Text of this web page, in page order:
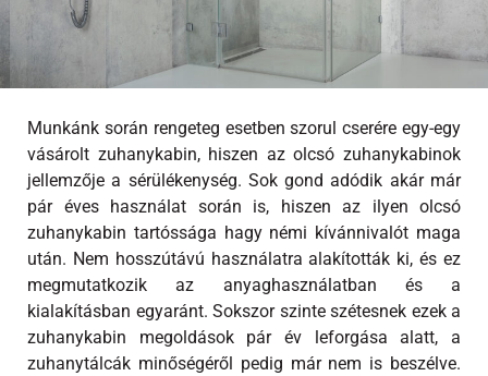
Munkánk során rengeteg esetben szorul cserére egy-egy
vásárolt zuhanykabin, hiszen az olcsó zuhanykabinok
jellemzője a sérülékenység. Sok gond adódik akár már
pár éves használat során is, hiszen az ilyen olcsó
zuhanykabin tartóssága hagy némi kívánnivalót maga
után. Nem hosszútávú használatra alakították ki, és ez
megmutatkozik az anyaghasználatban és a
kialakításban egyaránt. Sokszor szinte szétesnek ezek a
zuhanykabin megoldások pár év leforgása alatt, a
zuhanytálcák minőségéről pedig már nem is beszélve.